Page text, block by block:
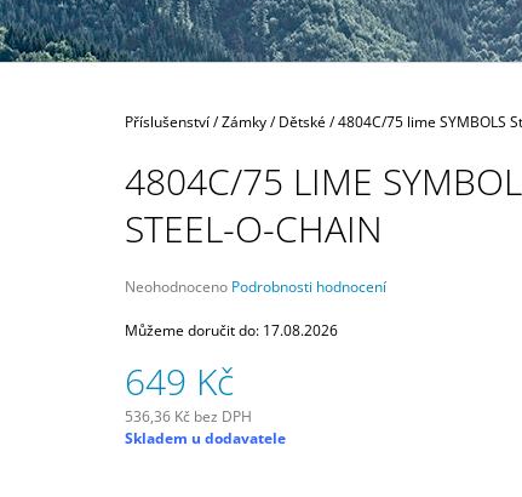
Domů
Příslušenství/Zámky/ Dětské/4804C/75 lime SYMBOLS
4804C/75 LIME
STEEL-O-CHAIN
Průměrné
produktu
0,0
z
5
hvězdiček.
Neohodnoceno Podrobnosti hodnocení
Můžeme doručit do: 17.08.2026
649 Kč
536,36 Kč bez DPH
Měrná
Skladem u dodavatele
300 Kč